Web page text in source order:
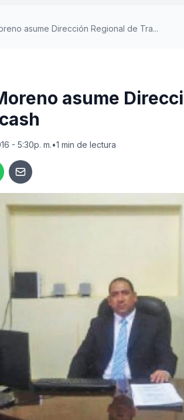
asume Dirección Regional de Tra...
asume
- 5:30p. m.•1 min de lectura